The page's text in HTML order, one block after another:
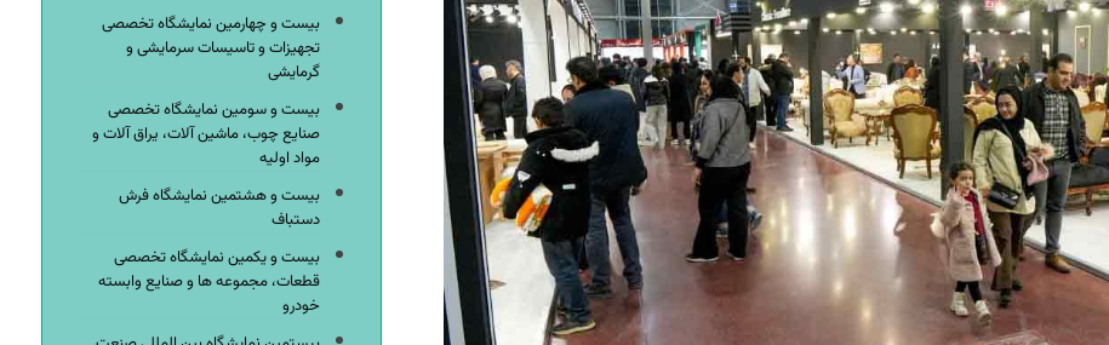
بیست و چهارمین نمایشگاه تخصصی
تجهیزات و تاسیسات سرمایشی و
گرمایشی
بیست و سومین نمایشگاه تخصصی
صنایع چوب، ماشین آلات، یراق آلات و
مواد اولیه
بیست و هشتمین نمایشگاه فرش
دستباف
بیست و یکمین نمایشگاه تخصصی
قطعات، مجموعه ها و صنایع وابسته
خودرو